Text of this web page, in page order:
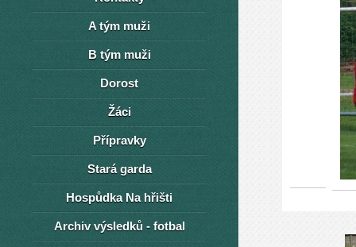
A tým muži
B tým muži
Dorost
Žáci
Přípravky
Stará garda
Hospůdka Na hřišti
Archiv výsledků - fotbal